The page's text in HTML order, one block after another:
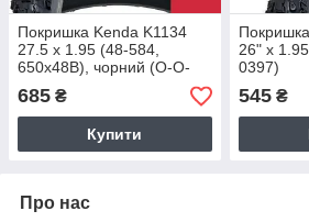
Покришка Kenda K1134
27.5 x 1.95 (48-584,
650x48B), чорний (O-O-
0572)
685 ₴
Купити
26" х
0397)
545₴
Про нас